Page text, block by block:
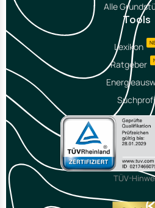
Alle
Tools
Lexikon
Ratgeber
TÜV-